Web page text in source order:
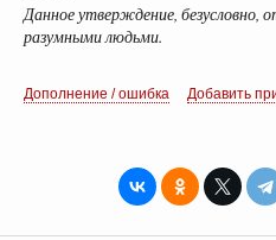
Данное утверждение, безусловно,
разумными людьми.
Дополнение / ошибка Добавить